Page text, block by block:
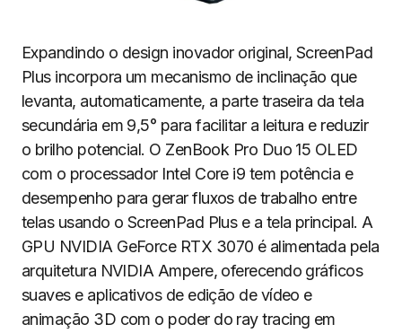
Expandindo o design inovador original, ScreenPad
Plus incorpora um mecanismo de inclinação que
levanta, automaticamente, a parte traseira da tela
secundária em 9,5° para facilitar a leitura e reduzir
o brilho potencial. O ZenBook Pro Duo 15 OLED
com o processador Intel Core i9 tem potência e
desempenho para gerar fluxos de trabalho entre
telas usando o ScreenPad Plus e a tela principal. A
GPU NVIDIA GeForce RTX 3070 é alimentada pela
arquitetura NVIDIA Ampere, oferecendo gráficos
suaves e aplicativos de edição de vídeo e
animação 3D com o poder do ray tracing em